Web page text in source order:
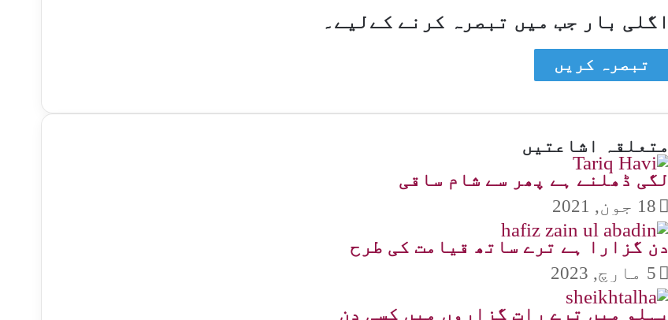
اگلی بار جب میں تبصرہ کرنے کےلیے۔
متعلقہ اشاعتیں
لگی ڈھلنے ہے پھر سے شام ساقی
18 جون, 2021
دن گزارا ہے ترے ساتھ قیامت کی طرح
5 مارچ, 2023
پہلو میں ترے رات گزاروں میں کسی دن